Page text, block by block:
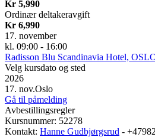
Kr 5,990
Ordinær deltakeravgift
Kr 6,990
17. november
kl. 09:00 - 16:00
Radisson Blu Scandinavia Hotel,
Velg kursdato og sted
2026
17. nov.Oslo
Gå til påmelding
Avbestillingsregler
Kursnummer: 52278
Kontakt: Hanne Gudbjørgsrud -